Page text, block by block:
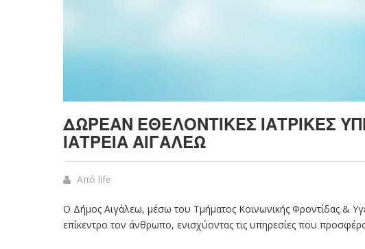
ΔΩΡΕΆΝ ΕΘΕΛΟΝΤΙΚΈΣ ΙΑΤΡΙΚΈΣ
ΙΑΤΡΕΊΑ ΑΙΓΆΛΕΩ
Από life
Ο Δήμος Αιγάλεω, μέσω του Τμήματος Κοινωνικής Φροντίδας &
επίκεντρο τον άνθρωπο, ενισχύοντας τις υπηρεσίες που